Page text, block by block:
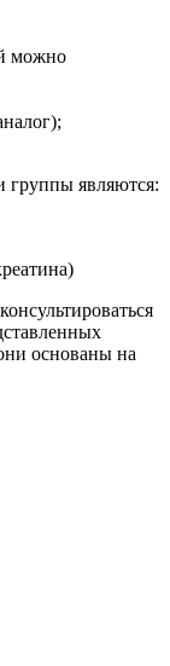
можно
группы являются:
основаны на